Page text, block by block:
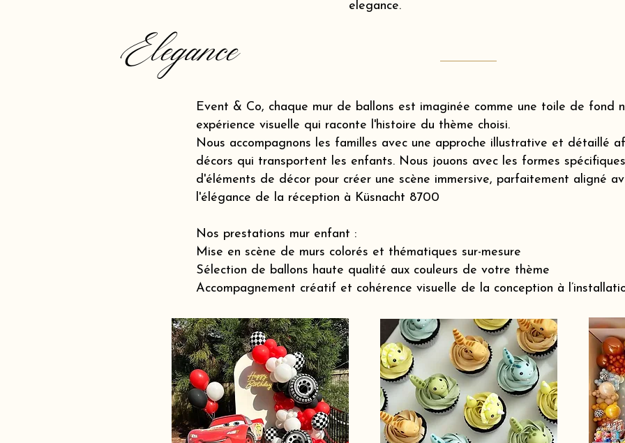
elegance.
Elegance
Event & Co, chaque mur de ballons est imaginée comme une toile de fond
expérience visuelle qui raconte l'histoire du thème choisi.
Nous accompagnons les familles avec une approche illustrative et détaillé
décors qui transportent les enfants. Nous jouons avec les formes
d'éléments de décor pour créer une scène immersive, parfaitement aligné
l'élégance de la réception à Küsnacht 8700
Nos prestations mur enfant :
Mise en scène de murs colorés et thématiques sur-mesure
Sélection de ballons haute qualité aux couleurs de votre thème
Accompagnement créatif et cohérence visuelle de la conception à